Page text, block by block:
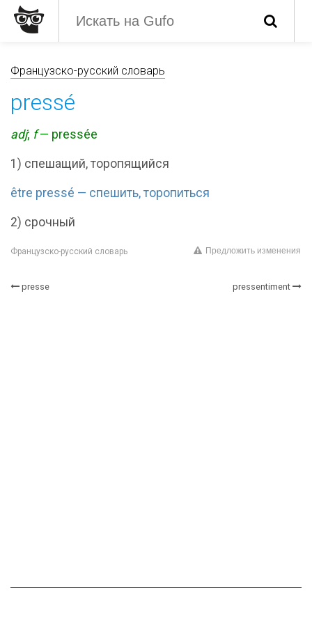
Французско-русский словарь
pressé
adj; f— pressée
1) спешащий, торопящийся
être pressé — спешить, торопиться
2) срочный
Французско-русский словарь Предложить изменения
presse pressentiment